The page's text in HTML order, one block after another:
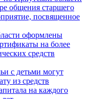
общения старшего
посвященное
оформлены
на более
средств
с детьми могут
из средств
на каждого